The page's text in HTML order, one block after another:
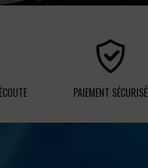
PAIEMENT SÉCURISÉ